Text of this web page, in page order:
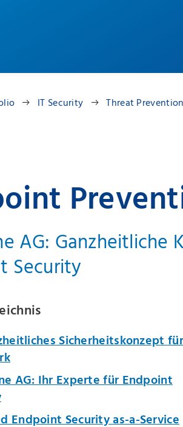
IT Security Threat Prevention
AG: Ganzheitliche
Security
Sicherheitskonzept
AG: Ihr Experte für Endpoint
Endpoint Security as-a-Service